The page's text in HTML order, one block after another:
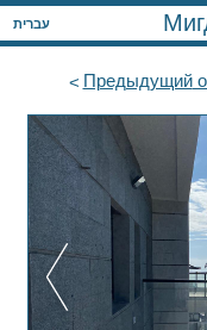
עברית
Предыдущий